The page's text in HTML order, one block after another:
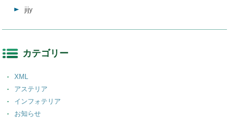
jijy
カテゴリー
XML
アステリア
インフォテリア
お知らせ